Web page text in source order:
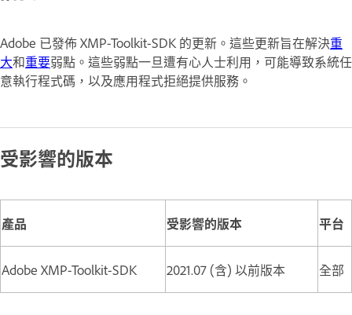
Adobe 已發佈 XMP-Toolkit-SDK 的更新。這些更新旨在解決重
大和重要弱點。這些弱點一旦遭有心人士利用，可能導致系統任
意執行程式碼，以及應用程式拒絕提供服務。
受影響的版本
產品 受影響的版本 平台
Adobe XMP-Toolkit-SDK 2021.07 (含) 以前版本 全部